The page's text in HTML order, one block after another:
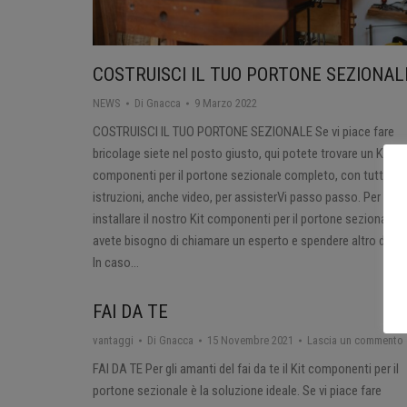
COSTRUISCI IL TUO PORTONE
NEWS Di Gnacca 9 Marzo 2022
COSTRUISCI IL TUO PORTONE SEZIONALE Se vi piace fare
bricolage siete nel posto giusto, qui potete trovare un Kit
componenti per il portone sezionale completo, con tutte le
istruzioni, anche video, per assisterVi passo passo. Per
installare il nostro Kit componenti per il portone sezionale
avete bisogno di chiamare un esperto e spendere altro
In caso…
FAI DA TE
vantaggi Di Gnacca 15 Novembre 2021 Lascia un commento
FAI DA TE Per gli amanti del fai da te il Kit componenti per il
portone sezionale è la soluzione ideale. Se vi piace fare